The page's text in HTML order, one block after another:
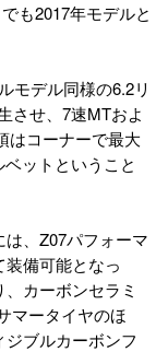
も2017年モデルと
モデル同様の6.2リ
させ、7速MTおよ
はコーナーで最大
ットということ
、Z07パフォーマ
備可能となっ
カーボンセラミ
マータイヤのほ
ブルカーボンフ